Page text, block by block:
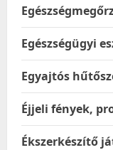
Egészségügyi
Egyajtós
Éjjeli fények,
Ékszerkészítő